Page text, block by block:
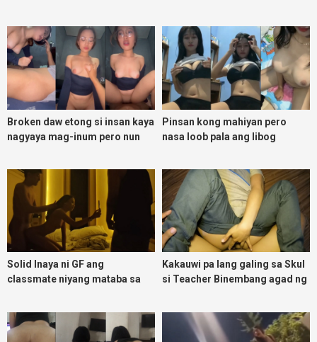
Broken daw etong si insan kaya
nagyaya mag-inum pero nun
Pinsan kong mahiyan pero
nasa loob pala ang libog
Solid Inaya ni GF ang
classmate niyang mataba sa
Kakauwi pa lang galing sa Skul
si Teacher Binembang agad ng